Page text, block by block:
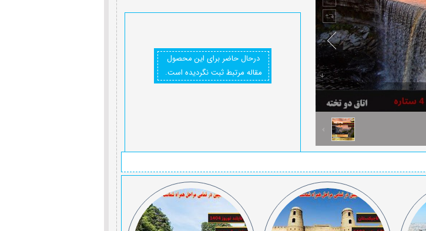
درحال حاضر برای این محصول
مقاله مرتبط ثبت نگردیده است.